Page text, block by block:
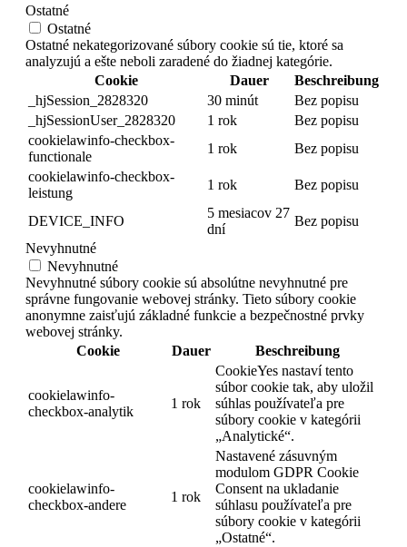
Ostatné
Ostatné
Ostatné nekategorizované súbory cookie sú tie, ktoré sa
analyzujú a ešte neboli zaradené do žiadnej kategórie.
Cookie
Dauer
Beschreibung
_hjSession_2828320
30 minút
Bez popisu
_hjSessionUser_2828320
1 rok
Bez popisu
cookielawinfo-checkbox-
functionale
1 rok
Bez popisu
cookielawinfo-checkbox-
leistung
1 rok Bez popisu
DEVICE_INFO
5 mesiacov 27
dní
Bez popisu
Nevyhnutné
Nevyhnutné
Nevyhnutné súbory cookie sú absolútne nevyhnutné pre
správne fungovanie webovej stránky. Tieto súbory cookie
anonymne zaisťujú základné funkcie a bezpečnostné prvky
webovej stránky.
Cookie
Dauer Beschreibung
cookielawinfo-
checkbox-analytik
1 rok
CookieYes nastaví tento
súbor cookie tak, aby uložil
súhlas používateľa pre
súbory cookie v kategórii
„Analytické“.
cookielawinfo-
checkbox-andere
1 rok
Nastavené zásuvným
modulom GDPR Cookie
Consent na ukladanie
súhlasu používateľa pre
súbory cookie v kategórii
„Ostatné“.